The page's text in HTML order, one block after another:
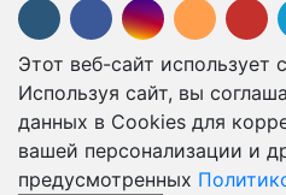
Этот веб-сайт использует
Используя сайт, вы
данных в Cookies для
вашей персонализации и
предусмотренных